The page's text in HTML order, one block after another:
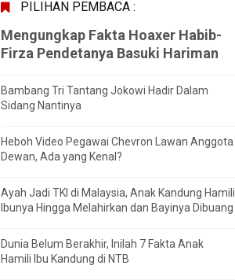
PILIHAN PEMBACA :
Mengungkap Fakta Hoaxer Habib-
Firza Pendetanya Basuki Hariman
Bambang Tri Tantang Jokowi Hadir Dalam
Sidang Nantinya
Heboh Video Pegawai Chevron Lawan Anggota
Dewan, Ada yang Kenal?
Ayah Jadi TKI di Malaysia, Anak Kandung Hamili
Ibunya Hingga Melahirkan dan Bayinya Dibuang
Dunia Belum Berakhir, Inilah 7 Fakta Anak
Hamili Ibu Kandung di NTB